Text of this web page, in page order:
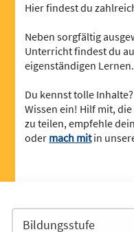
Hier findest du
Neben sorgfältig
Unterricht findest du
eigenständigen Lernen.
Du kennst tolle
Wissen ein! Hilf mit,
zu teilen, empfehle
oder mach mitin